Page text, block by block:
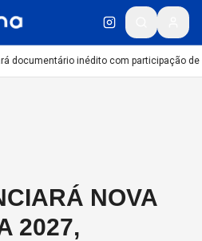
documentário inédito com participação de
NOVA
2027,